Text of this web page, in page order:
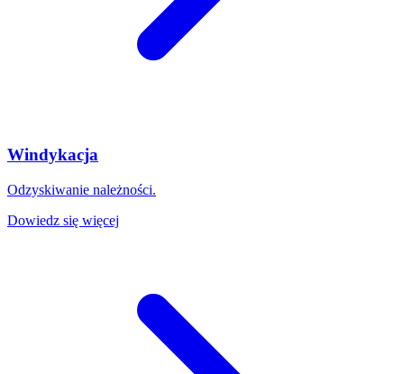
Windykacja
Odzyskiwanie należności.
Dowiedz się więcej